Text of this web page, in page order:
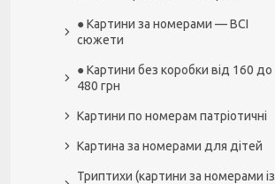
● Картини за номерами — ВСІ
сюжети
● Картини без коробки від 160 до
480 грн
Картини по номерам патріотичні
Картина за номерами для дітей
Триптихи (картини за номерами із